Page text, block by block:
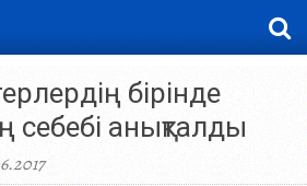
бірінде
себебі анықталды